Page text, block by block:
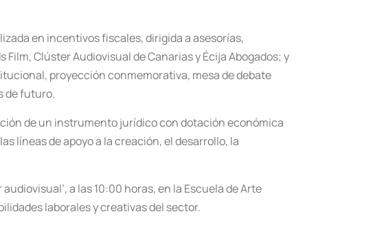
en incentivos fiscales, dirigida a asesorías,
Clúster Audiovisual de Canarias y Écija Abogados; y
proyección conmemorativa, mesa de debate
de futuro.
de un instrumento jurídico con dotación económica
líneas de apoyo a la creación, el desarrollo, la
a las 10:00 horas, en la Escuela de Arte
laborales y creativas del sector.